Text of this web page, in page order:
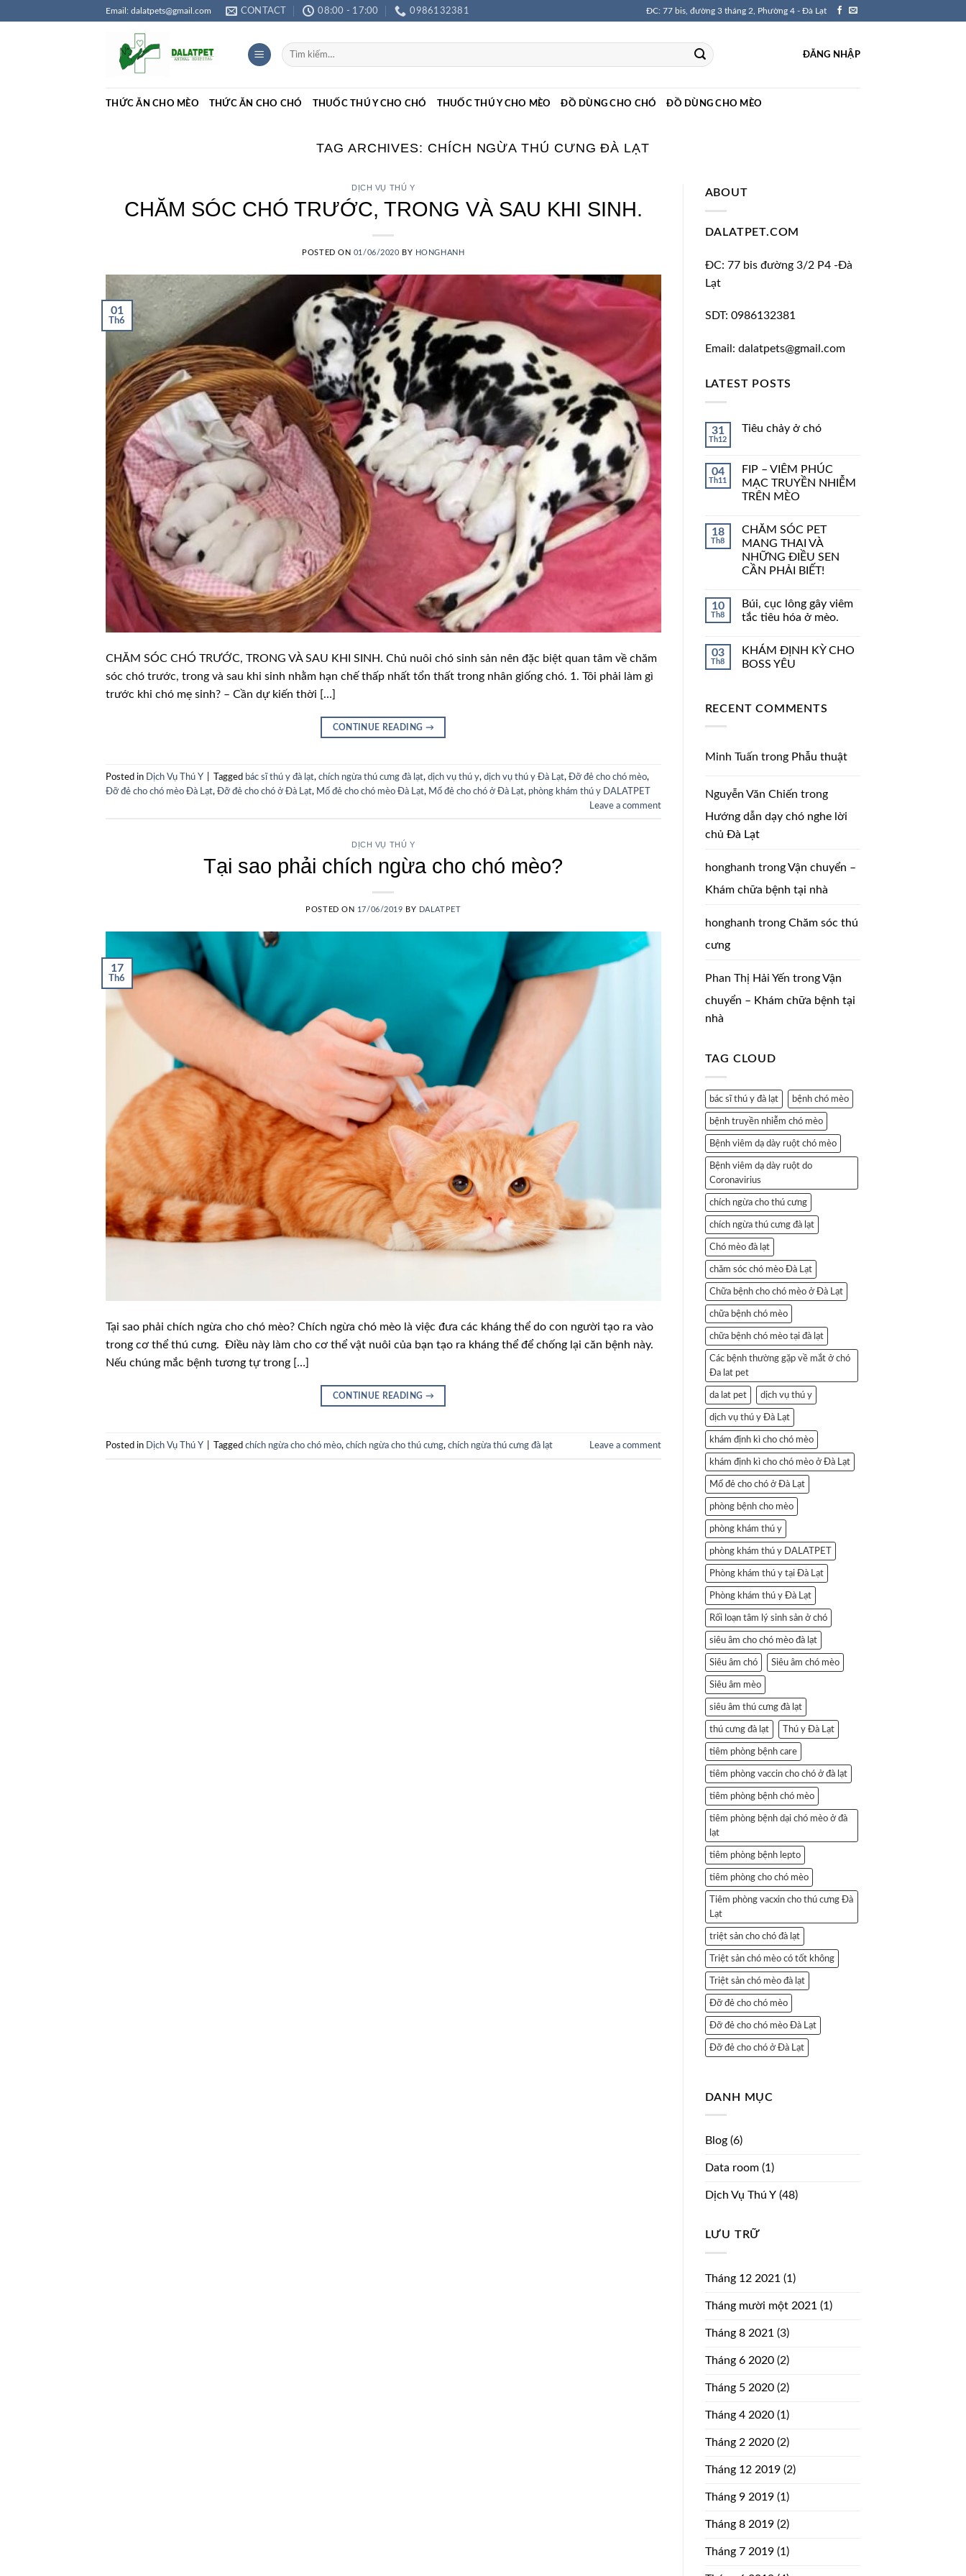
Email: dalatpets@gmail.com CONTACT 08:00 - 17:00 0986132381 ĐC: 77 bis, đường 3 tháng 2, Phường 4 - Đà Lạt
Tìm
kiếm:
ĐĂNG NHẬP
THỨC ĂN CHO MÈO THỨC ĂN CHO CHÓ THUỐC THÚ Y CHO CHÓ THUỐC THÚ Y CHO MÈO ĐỒ DÙNG CHO CHÓ ĐỒ DÙNG CHO MÈO
TAG ARCHIVES: CHÍCH NGỪA THÚ CƯNG ĐÀ LẠT
DỊCH VỤ THÚ Y
CHĂM SÓC CHÓ TRƯỚC, TRONG VÀ SAU KHI SINH.
POSTED ON 01/06/2020 BY HONGHANH
01
Th6
CHĂM SÓC CHÓ TRƯỚC, TRONG VÀ SAU KHI SINH. Chủ nuôi chó sinh sản nên đặc biệt quan tâm về chăm
sóc chó trước, trong và sau khi sinh nhằm hạn chế thấp nhất tổn thất trong nhân giống chó. 1. Tôi phải làm gì
trước khi chó mẹ sinh? – Cần dự kiến thời […]
CONTINUE READING →
Posted in Dịch Vụ Thú Y Tagged bác sĩ thú y đà lạt, chích ngừa thú cưng đà lạt, dịch vụ thú y, dịch vụ thú y Đà Lạt, Đỡ đẻ cho chó mèo,
Đỡ đẻ cho chó mèo Đà Lạt, Đỡ đẻ cho chó ở Đà Lạt, Mổ đẻ cho chó mèo Đà Lạt, Mổ đẻ cho chó ở Đà Lạt, phòng khám thú y DALATPET
Leave a comment
DỊCH VỤ THÚ Y
Tại sao phải chích ngừa cho chó mèo?
POSTED ON 17/06/2019 BY DALATPET
17
Th6
Tại sao phải chích ngừa cho chó mèo? Chích ngừa chó mèo là việc đưa các kháng thể do con người tạo ra vào
trong cơ thể thú cưng. Điều này làm cho cơ thể vật nuôi của bạn tạo ra kháng thể để chống lại căn bệnh này.
Nếu chúng mắc bệnh tương tự trong […]
CONTINUE READING →
Posted in Dịch Vụ Thú Y Tagged chích ngừa cho chó mèo, chích ngừa cho thú cưng, chích ngừa thú cưng đà lạt Leave a comment
ABOUT
DALATPET.COM
ĐC: 77 bis đường 3/2 P4 -Đà
Lạt
SDT: 0986132381
Email: dalatpets@gmail.com
LATEST POSTS
31
Th12
Tiêu chảy ở chó
04
Th11
FIP – VIÊM PHÚC
MẠC TRUYỀN NHIỄM
TRÊN MÈO
18
Th8
CHĂM SÓC PET
MANG THAI VÀ
NHỮNG ĐIỀU SEN
CẦN PHẢI BIẾT!
10
Th8
Búi, cục lông gây viêm
tắc tiêu hóa ở mèo.
03
Th8
KHÁM ĐỊNH KỲ CHO
BOSS YÊU
RECENT COMMENTS
Minh Tuấn trong Phẫu thuật
Nguyễn Văn Chiến trong
Hướng dẫn dạy chó nghe lời
chủ Đà Lạt
honghanh trongVận chuyển –
Khám chữa bệnh tại nhà
honghanh trong Chăm sóc thú
cưng
Phan Thị Hải Yến trongVận
chuyển – Khám chữa bệnh tại
nhà
TAG CLOUD
bác sĩ thú y đà lạt bệnh chó mèo
bệnh truyền nhiễm chó mèo
Bệnh viêm dạ dày ruột chó mèo
Bệnh viêm dạ dày ruột do
Coronavirius
chích ngừa cho thú cưng
chích ngừa thú cưng đà lạt
Chó mèo đà lạt
chăm sóc chó mèo Đà Lạt
Chữa bệnh cho chó mèo ở Đà Lạt
chữa bệnh chó mèo
chữa bệnh chó mèo tại đà lạt
Các bệnh thường gặp về mắt ở chó
Đa lat pet
da lat pet dịch vụ thú y
dịch vụ thú y Đà Lạt
khám định kì cho chó mèo
khám định kì cho chó mèo ở Đà Lạt
Mổ đẻ cho chó ở Đà Lạt
phòng bệnh cho mèo
phòng khám thú y
phòng khám thú y DALATPET
Phòng khám thú y tại Đà Lạt
Phòng khám thú y Đà Lạt
Rối loạn tâm lý sinh sản ở chó
siêu âm cho chó mèo đà lạt
Siêu âm chó Siêu âm chó mèo
Siêu âm mèo
siêu âm thú cưng đà lạt
thú cưng đà lạt Thú y Đà Lạt
tiêm phòng bệnh care
tiêm phòng vaccin cho chó ở đà lạt
tiêm phòng bệnh chó mèo
tiêm phòng bệnh dại chó mèo ở đà
lạt
tiêm phòng bệnh lepto
tiêm phòng cho chó mèo
Tiêm phòng vacxin cho thú cưng Đà
Lạt
triệt sản cho chó đà lạt
Triệt sản chó mèo có tốt không
Triệt sản chó mèo đà lạt
Đỡ đẻ cho chó mèo
Đỡ đẻ cho chó mèo Đà Lạt
Đỡ đẻ cho chó ở Đà Lạt
DANH MỤC
Blog(6)
Data room(1)
Dịch Vụ Thú Y(48)
LƯU TRỮ
Tháng 12 2021 (1)
Tháng mười một 2021 (1)
Tháng 8 2021 (3)
Tháng 6 2020(2)
Tháng 5 2020(2)
Tháng 4 2020(1)
Tháng 2 2020(2)
Tháng 12 2019(2)
Tháng 9 2019(1)
Tháng 8 2019(2)
Tháng 7 2019(1)